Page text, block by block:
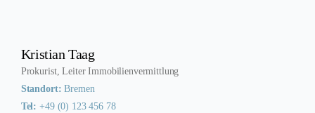
Kristian Taag
Prokurist, Leiter Immobilienvermittlung
Standort: Bremen
Tel: +49 (0) 123 456 78